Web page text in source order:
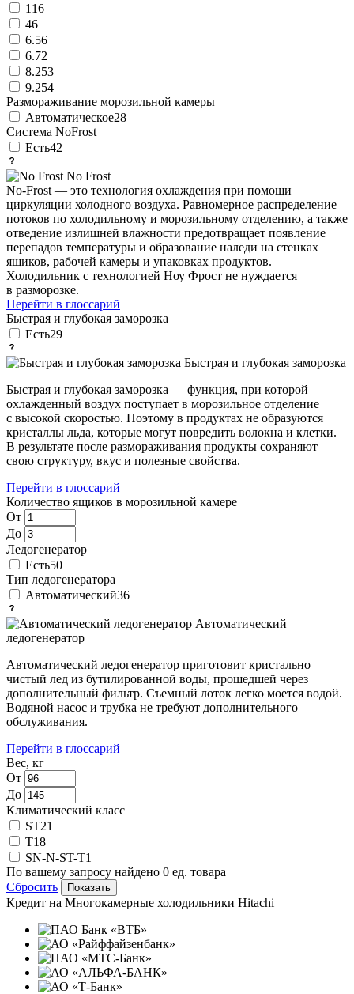
116
46
6.56
6.72
8.253
9.254
Размораживание морозильной камеры
Автоматическое28
Система NoFrost
Есть42
No Frost
No-Frost — это технология охлаждения при помощи
циркуляции холодного воздуха. Равномерное распределение
потоков по холодильному и морозильному отделению, а также
отведение излишней влажности предотвращает появление
перепадов температуры и образование наледи на стенках
ящиков, рабочей камеры и упаковках продуктов.
Холодильник с технологией Ноу Фрост не нуждается
в разморозке.
Перейти в глоссарий
Быстрая и глубокая заморозка
Есть29
Быстрая и глубокая заморозка
Быстрая и глубокая заморозка — функция, при которой
охлажденный воздух поступает в морозильное отделение
с высокой скоростью. Поэтому в продуктах не образуются
кристаллы льда, которые могут повредить волокна и клетки.
В результате после размораживания продукты сохраняют
свою структуру, вкус и полезные свойства.
Перейти в глоссарий
Количество ящиков в морозильной камере
От
До
Ледогенератор
Есть50
Тип ледогенератора
Автоматический36
Автоматический
ледогенератор
Автоматический ледогенератор приготовит кристально
чистый лед из бутилированной воды, прошедшей через
дополнительный фильтр. Съемный лоток легко моется водой.
Водяной насос и трубка не требуют дополнительного
обслуживания.
Перейти в глоссарий
Вес, кг
От
До
Климатический класс
ST21
T18
SN-N-ST-T1
По вашему запросу найдено 0 ед. товара
Сбросить
Кредит на Многокамерные холодильники Hitachi